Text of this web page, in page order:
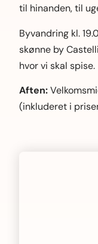
til hinanden, til
Byvandring kl.
skønne by
hvor vi skal spise.
Aften:
(inkluderet i